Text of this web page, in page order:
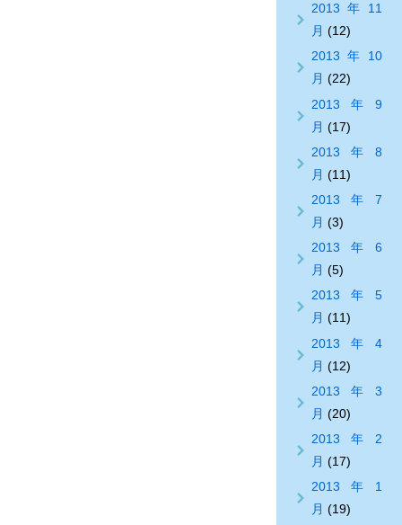
2013年11
月 (12)
2013年10
月 (22)
2013年9
月 (17)
2013年8
月 (11)
2013年7
月 (3)
2013年6
月 (5)
2013年5
月 (11)
2013年4
月 (12)
2013年3
月 (20)
2013年2
月 (17)
2013年1
月 (19)